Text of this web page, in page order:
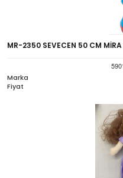
MR-2350 SEVECEN 50 CM
Marka
Fiyat